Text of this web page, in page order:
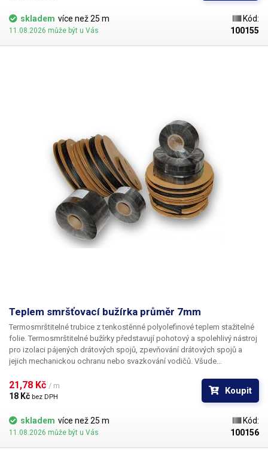
skladem více než 25 m
11.08.2026 může být u Vás
Kód:
100155
Teplem smršťovací bužírka průměr 7mm
Termosmrštitelné trubice z tenkostěnné polyolefinové teplem stažitelné
folie. Termosmrštitelné bužírky představují pohotový a spolehlivý nástroj
pro izolaci pájených drátových spojů, zpevňování drátových spojů a
jejich mechanickou ochranu nebo svazkování vodičů. Všude
elektrikářská izolační páska je nyní možné nasadit teplem smrštitelné
fólie.
21,78 Kč / m
18 Kč bez DPH
Koupit
skladem více než 25 m
11.08.2026 může být u Vás
Kód:
100156